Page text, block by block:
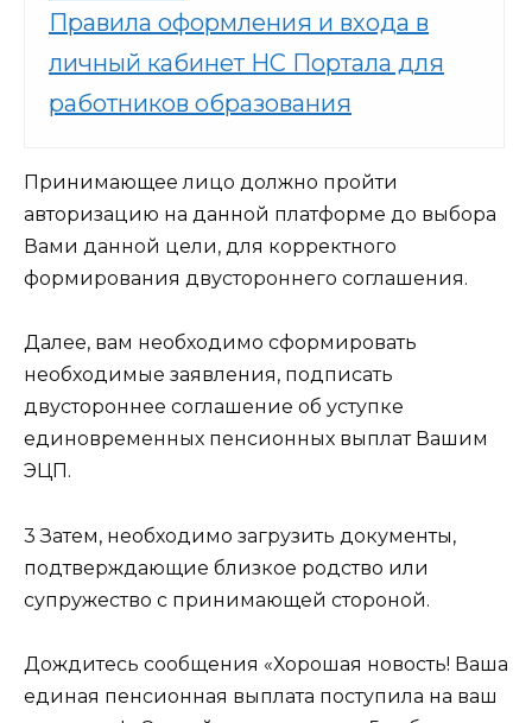
Правила оформления и входа в
личный кабинет НС Портала для
работников образования
Принимающее лицо должно пройти
авторизацию на данной платформе до выбора
Вами данной цели, для корректного
формирования двустороннего соглашения.
Далее, вам необходимо сформировать
необходимые заявления, подписать
двустороннее соглашение об уступке
единовременных пенсионных выплат Вашим
ЭЦП.
3Затем, необходимо загрузить документы,
подтверждающие близкое родство или
супружество с принимающей стороной.
Дождитесь сообщения «Хорошая новость! Ваша
единая пенсионная выплата поступила на ваш